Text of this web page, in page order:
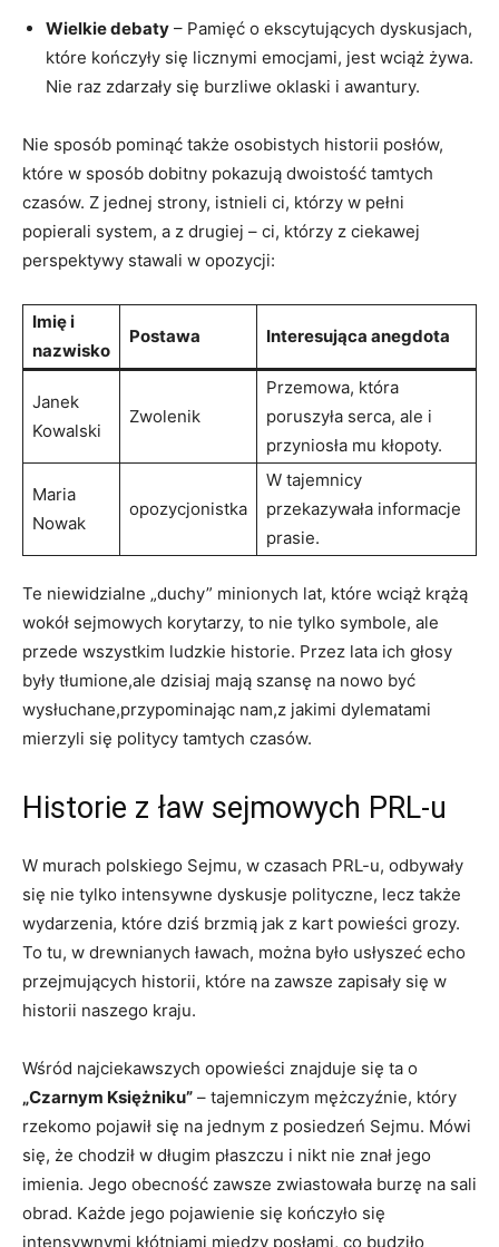
Wielkie debaty – Pamięć o ekscytujących dyskusjach,
które kończyły się licznymi emocjami, jest wciąż żywa.
Nie raz zdarzały się burzliwe oklaski i awantury.
Nie sposób pominąć także osobistych historii posłów,
które w sposób dobitny pokazują dwoistość tamtych
czasów. Z jednej strony, istnieli ci, którzy w pełni
popierali system, a z drugiej – ci, którzy z ciekawej
perspektywy stawali w opozycji:
Imię i
nazwisko
Postawa Interesująca anegdota
Janek
Kowalski
Zwolenik
Przemowa, która
poruszyła serca, ale i
przyniosła mu kłopoty.
Maria
Nowak
opozycjonistka
W tajemnicy
przekazywała informacje
prasie.
Te niewidzialne „duchy” minionych lat, które wciąż krążą
wokół sejmowych korytarzy, to nie tylko symbole, ale
przede wszystkim ludzkie historie. Przez lata ich głosy
były tłumione,ale dzisiaj mają szansę na nowo być
wysłuchane,przypominając nam,z jakimi dylematami
mierzyli się politycy tamtych czasów.
Historie z ław sejmowych PRL-u
W murach polskiego Sejmu, w czasach PRL-u, odbywały
się nie tylko intensywne dyskusje polityczne, lecz także
wydarzenia, które dziś brzmią jak z kart powieści grozy.
To tu, w drewnianych ławach, można było usłyszeć echo
przejmujących historii, które na zawsze zapisały się w
historii naszego kraju.
Wśród najciekawszych opowieści znajduje się ta o
„Czarnym Księżniku” – tajemniczym mężczyźnie, który
rzekomo pojawił się na jednym z posiedzeń Sejmu. Mówi
się, że chodził w długim płaszczu i nikt nie znał jego
imienia. Jego obecność zawsze zwiastowała burzę na sali
obrad. Każde jego pojawienie się kończyło się
intensywnymi kłótniami między posłami, co budziło